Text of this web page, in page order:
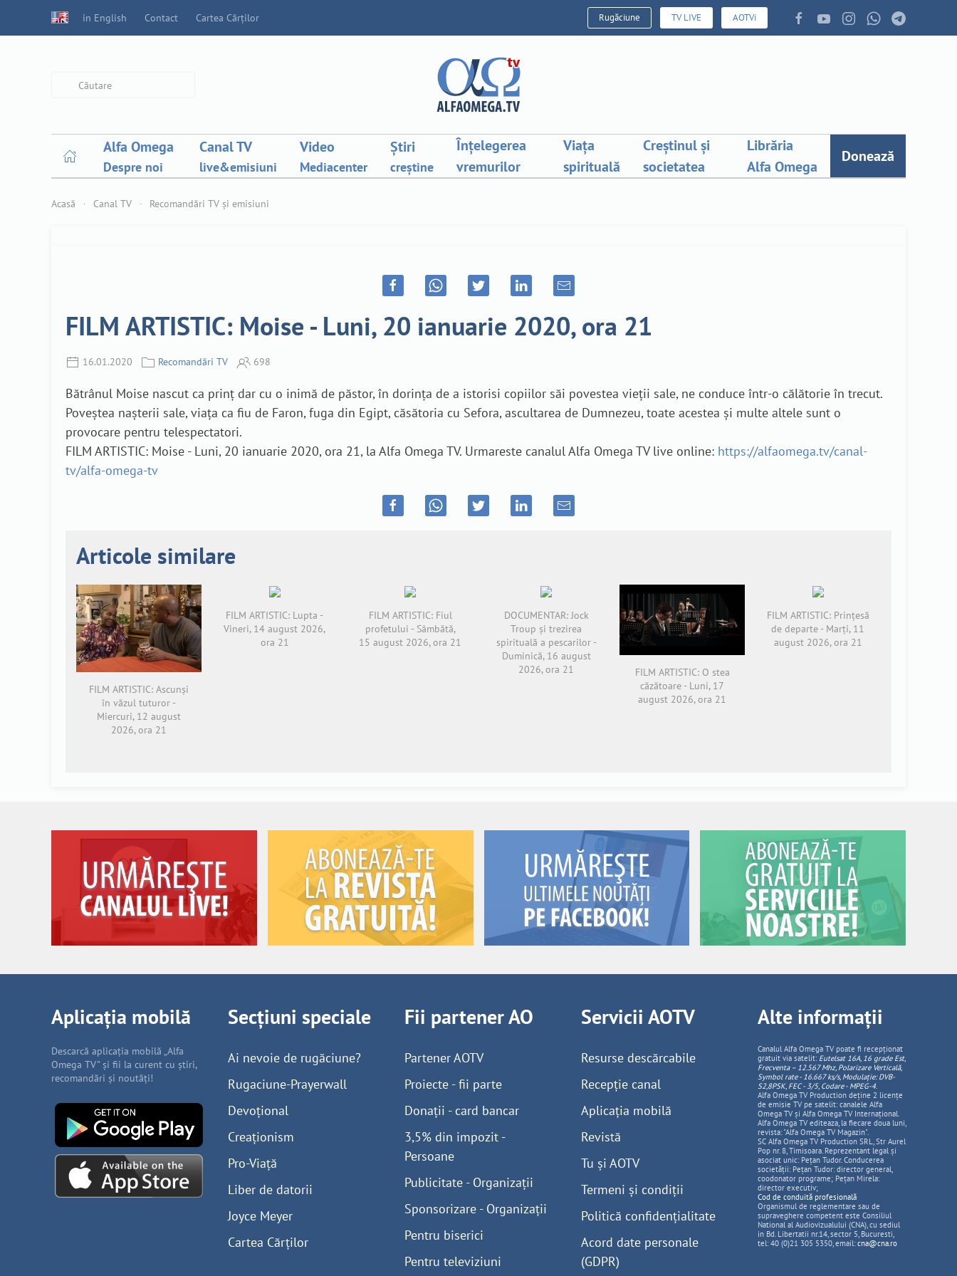
in English Contact Cartea Cărților Rugăciune TV LIVE AOTVi
Alfa Omega
Despre noi
Canal TV
live&emisiuni
Video
Mediacenter
Știri
creștine
Înțelegerea
vremurilor
Viața
spirituală
Creștinul și
societatea
Librăria
Alfa Omega
Donează
Acasă Canal TV Recomandări TV și emisiuni
FILM ARTISTIC: Moise - Luni, 20 ianuarie 2020, ora 21
16.01.2020 Recomandări TV 698
Bătrânul Moise nascut ca prinț dar cu o inimă de păstor, în dorința de a istorisi copiilor săi povestea vieții sale, ne conduce într-o călătorie în trecut.
Poveștea nașterii sale, viața ca fiu de Faron, fuga din Egipt, căsătoria cu Sefora, ascultarea de Dumnezeu, toate acestea și multe altele sunt o
provocare pentru telespectatori.
FILM ARTISTIC: Moise - Luni, 20 ianuarie 2020, ora 21, la Alfa Omega TV. Urmareste canalul Alfa Omega TV live online: https://alfaomega.tv/canal-
tv/alfa-omega-tv
Articole similare
FILM ARTISTIC: Ascunși
în văzul tuturor -
Miercuri, 12 august
2026, ora 21
FILM ARTISTIC: Lupta -
Vineri, 14 august 2026,
ora 21
FILM ARTISTIC: Fiul
profetului - Sâmbătă,
15 august 2026, ora 21
DOCUMENTAR: Jock
Troup și trezirea
spirituală a pescarilor -
Duminică, 16 august
2026, ora 21
FILM ARTISTIC: O stea
căzătoare - Luni, 17
august 2026, ora 21
FILM ARTISTIC: Prințesă
de departe - Marți, 11
august 2026, ora 21
Aplicația mobilă
Descarcă aplicația mobilă „Alfa
Omega TV” și fii la curent cu știri,
recomandări și noutăți!
Secțiuni speciale
Ai nevoie de rugăciune?
Rugaciune-Prayerwall
Devoțional
Creaționism
Pro-Viață
Liber de datorii
Joyce Meyer
Cartea Cărților
Fii partener AO
Partener AOTV
Proiecte - fii parte
Donații - card bancar
3,5% din impozit -
Persoane
Publicitate - Organizații
Sponsorizare - Organizații
Pentru biserici
Pentru televiziuni
Servicii AOTV
Resurse descărcabile
Recepție canal
Aplicația mobilă
Revistă
Tu și AOTV
Termeni și condiții
Politică confidențialitate
Acord date personale
(GDPR)
Alte informații
Canalul Alfa Omega TV poate fi recepționat
gratuit via satelit: Eutelsat 16A, 16 grade Est,
Frecventa – 12.567 Mhz, PolarizareVerticală,
Symbol rate - 16.667 ks/s, Modulație: DVB-
S2,8PSK, FEC - 3/5, Codare - MPEG-4.
Alfa Omega TV Production deține 2 licențe
de emisie TV pe satelit: canalele Alfa
Omega TV și Alfa Omega TV Internațional.
Alfa Omega TV editeaza, la fiecare doua luni,
revista: "Alfa Omega TV Magazin".
SC Alfa Omega TV Production SRL, Str Aurel
Pop nr. 8, Timisoara. Reprezentant legal și
asociat unic: Pețan Tudor. Conducerea
societății: Pețan Tudor: director general,
coodonator programe; Pețan Mirela:
director executiv;
Cod de conduită profesională
Organismul de reglementare sau de
supraveghere competent este Consiliul
National al Audiovizualului (CNA), cu sediul
in Bd. Libertatii nr.14, sector 5, Bucuresti,
tel: 40 (0)21 305 5350, email: cna@cna.ro